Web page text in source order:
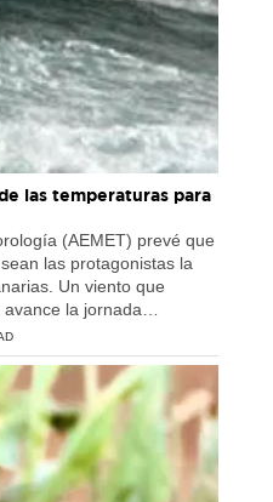
las temperaturas para
(AEMET) prevé que
las protagonistas la
Un viento que
la jornada…